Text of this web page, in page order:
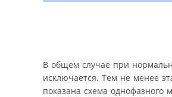
В общем случае при
исключается. Тем не менее
показана схема однофазного